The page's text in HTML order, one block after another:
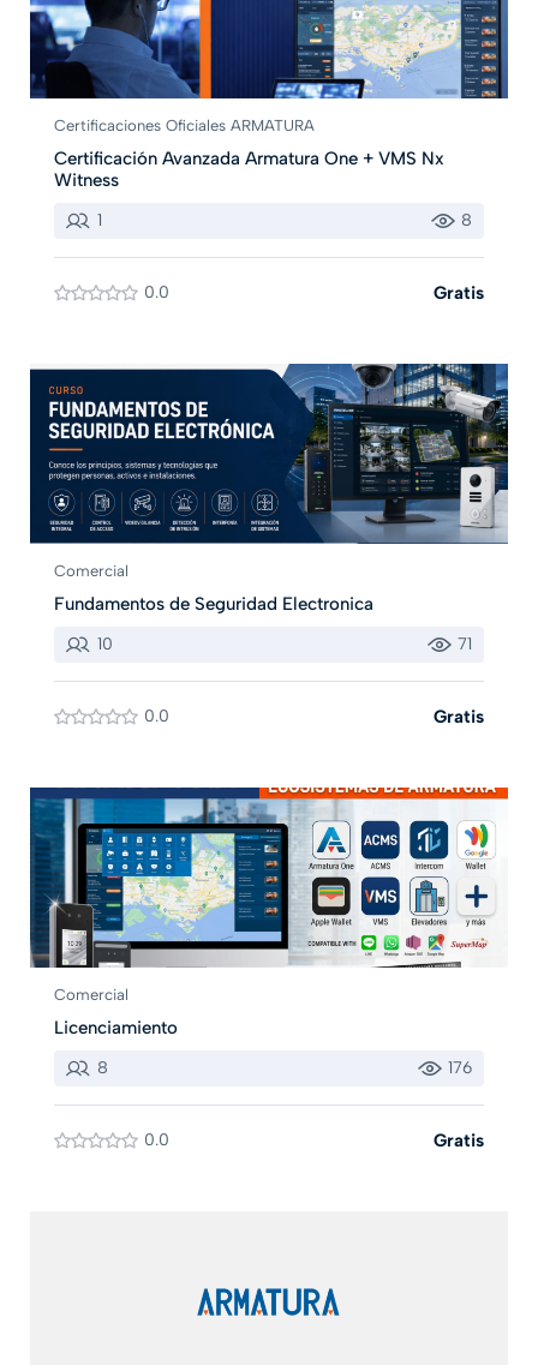
Certificaciones Oficiales ARMATURA
Certificación Avanzada Armatura One + VMS Nx
Witness
1 8
0.0 Gratis
Comercial
Fundamentos de Seguridad Electronica
10 71
0.0 Gratis
Comercial
Licenciamiento
8 176
0.0 Gratis